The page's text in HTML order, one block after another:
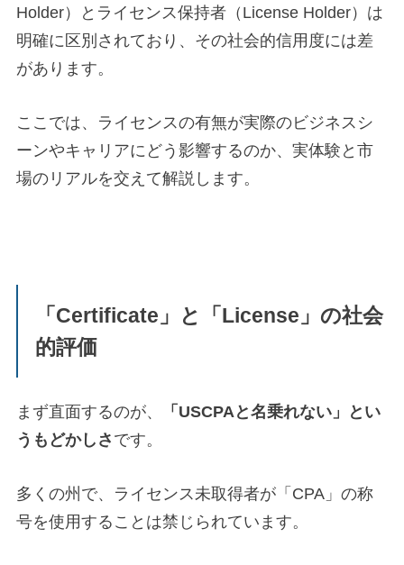
Holder）とライセンス保持者（License Holder）は
明確に区別されており、その社会的信用度には差
があります。
ここでは、ライセンスの有無が実際のビジネスシ
ーンやキャリアにどう影響するのか、実体験と市
場のリアルを交えて解説します。
「Certificate」と「License」の社会
的評価
まず直面するのが、
「USCPAと名乗れない」とい
うもどかしさ です。
多くの州で、ライセンス未取得者が「CPA」の称
号を使用することは禁じられています。